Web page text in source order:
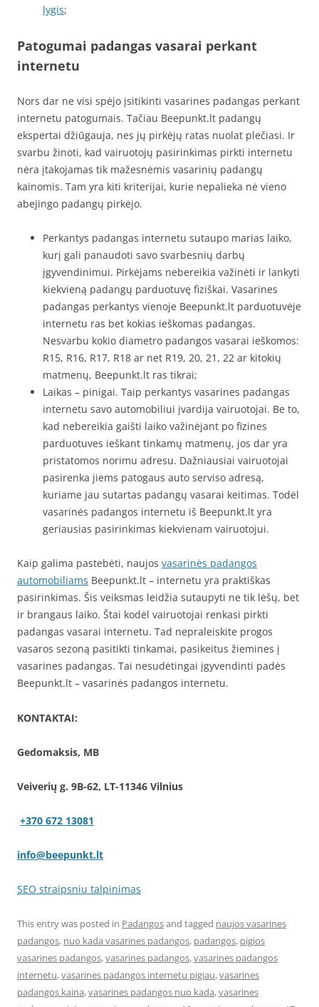
lygis;
Patogumai padangas vasarai perkant
internetu
Nors dar ne visi spėjo įsitikinti vasarines padangas perkant
internetu patogumais. Tačiau Beepunkt.lt padangų
ekspertai džiūgauja, nes jų pirkėjų ratas nuolat plečiasi. Ir
svarbu žinoti, kad vairuotojų pasirinkimas pirkti internetu
nėra įtakojamas tik mažesnėmis vasarinių padangų
kainomis. Tam yra kiti kriterijai, kurie nepalieka nė vieno
abejingo padangų pirkėjo.
Perkantys padangas internetu sutaupo marias laiko,
kurį gali panaudoti savo svarbesnių darbų
įgyvendinimui. Pirkėjams nebereikia važinėti ir lankyti
kiekvieną padangų parduotuvę fiziškai. Vasarines
padangas perkantys vienoje Beepunkt.lt parduotuvėje
internetu ras bet kokias ieškomas padangas.
Nesvarbu kokio diametro padangos vasarai ieškomos:
R15, R16, R17, R18 ar net R19, 20, 21, 22 ar kitokių
matmenų, Beepunkt.lt ras tikrai;
Laikas – pinigai. Taip perkantys vasarines padangas
internetu savo automobiliui įvardija vairuotojai. Be to,
kad nebereikia gaišti laiko važinėjant po fizines
parduotuves ieškant tinkamų matmenų, jos dar yra
pristatomos norimu adresu. Dažniausiai vairuotojai
pasirenka jiems patogaus auto serviso adresą,
kuriame jau sutartas padangų vasarai keitimas. Todėl
vasarinės padangos internetu iš Beepunkt.lt yra
geriausias pasirinkimas kiekvienam vairuotojui.
Kaip galima pastebėti, naujos vasarinės padangos
automobiliams Beepunkt.lt – internetu yra praktiškas
pasirinkimas. Šis veiksmas leidžia sutaupyti ne tik lėšų, bet
ir brangaus laiko. Štai kodėl vairuotojai renkasi pirkti
padangas vasarai internetu. Tad nepraleiskite progos
vasaros sezoną pasitikti tinkamai, pasikeitus žiemines į
vasarines padangas. Tai nesudėtingai įgyvendinti padės
Beepunkt.lt – vasarinės padangos internetu.
KONTAKTAI:
Gedomaksis, MB
Veiverių g. 9B-62, LT-11346 Vilnius
+370 672 13081
info@beepunkt.lt
SEO straipsniu talpinimas
This entry was posted in Padangosand tagged naujos vasarines
padangos, nuo kada vasarines padangos, padangos, pigios
vasarines padangos,vasarines padangos,vasarines padangos
internetu,vasarines padangos internetu pigiau,vasarines
padangos kaina,vasarines padangos nuo kada,vasarines